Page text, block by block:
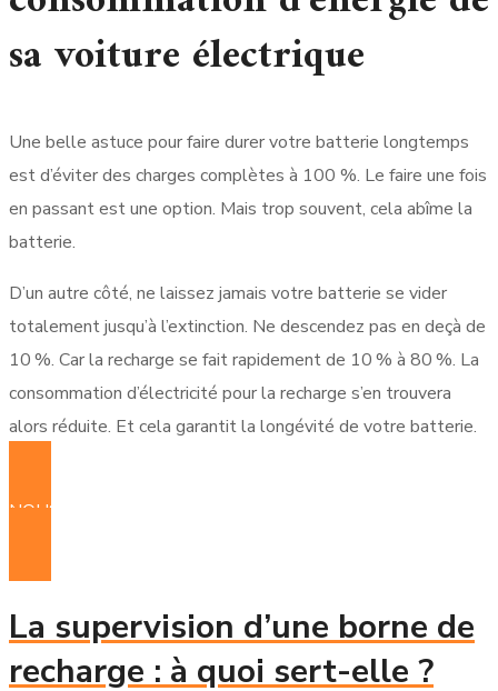
sa voiture électrique
Une belle astuce pour faire durer votre batterie longtemps
est d’éviter des charges complètes à 100 %. Le faire une fois
en passant est une option. Mais trop souvent, cela abîme la
batterie.
D’un autre côté, ne laissez jamais votre batterie se vider
totalement jusqu’à l’extinction. Ne descendez pas en deçà de
10 %. Car la recharge se fait rapidement de 10 % à 80 %. La
consommation d’électricité pour la recharge s’en trouvera
alors réduite. Et cela garantit la longévité de votre batterie.
NOUS CONTACTER POUR VOTRE PROJET
La supervision d’une borne de
recharge : à quoi sert-elle ?